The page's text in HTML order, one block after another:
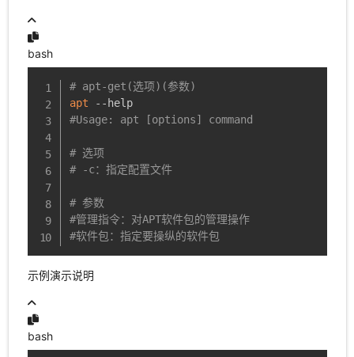
bash
# apt-get(选项)(参数)
apt
--help
#Usage: apt [options] command
# 选项
# -c：指定配置文件
# 参数
#管理指令：对APT软件包的管理操作
#软件包：指定要操纵的软件包
示例演示说明
bash